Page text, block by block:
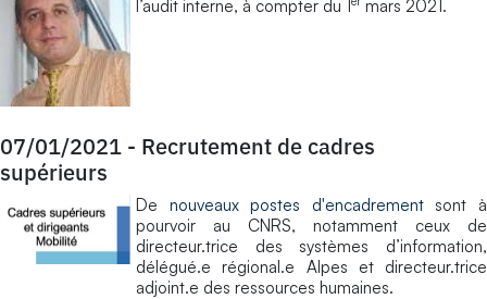
l’audit interne, à compter du 1
mars 2021.
07/01/2021 - Recrutement de cadres
supérieurs
De nouveaux postes d'encadrement sont à
pourvoir au CNRS, notamment ceux de
directeur.trice des systèmes d’information,
délégué.e régional.e Alpes et directeur.trice
adjoint.e des ressources humaines.